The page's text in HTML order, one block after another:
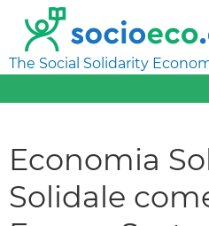
The Social Solidarity
Economia
Solidale